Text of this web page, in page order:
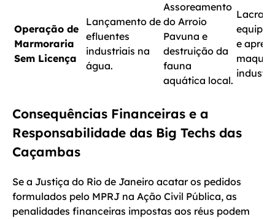
Operação de
Marmoraria
Sem Licença
Lançamento de
efluentes
industriais na
água.
Assoreamento
do Arroio
Pavuna e
destruição da
fauna
aquática local.
e
Consequências Financeiras e a
Responsabilidade das Big Techs das
Caçambas
Se a Justiça do Rio de Janeiro acatar os pedidos
formulados pelo MPRJ na Ação Civil Pública, as
penalidades financeiras impostas aos réus podem